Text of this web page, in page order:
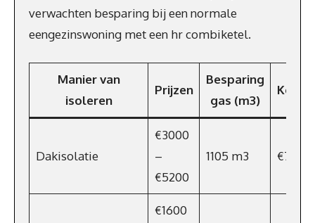
verwachten besparing bij een normale
eengezinswoning met een hr combiketel.
Manier van
isoleren
Prijzen
Besparing
gas (m3)
Dakisolatie
€3000
–
€5200
1105 m3 €774
€1600